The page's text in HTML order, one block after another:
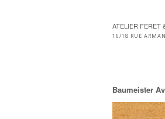
ATELIER FERET
16/18 RUE
Baumeister